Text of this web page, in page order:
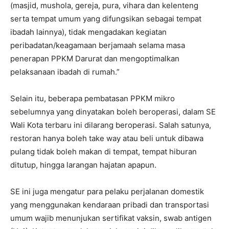
(masjid, mushola, gereja, pura, vihara dan kelenteng
serta tempat umum yang difungsikan sebagai tempat
ibadah lainnya), tidak mengadakan kegiatan
peribadatan/keagamaan berjamaah selama masa
penerapan PPKM Darurat dan mengoptimalkan
pelaksanaan ibadah di rumah.”
Selain itu, beberapa pembatasan PPKM mikro
sebelumnya yang dinyatakan boleh beroperasi, dalam SE
Wali Kota terbaru ini dilarang beroperasi. Salah satunya,
restoran hanya boleh take way atau beli untuk dibawa
pulang tidak boleh makan di tempat, tempat hiburan
ditutup, hingga larangan hajatan apapun.
SE ini juga mengatur para pelaku perjalanan domestik
yang menggunakan kendaraan pribadi dan transportasi
umum wajib menunjukan sertifikat vaksin, swab antigen